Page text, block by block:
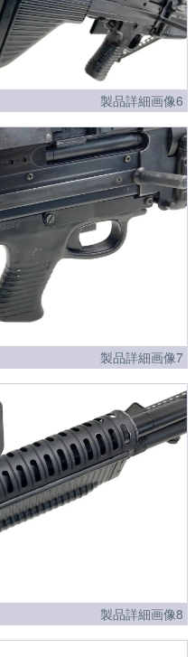
製品詳細画像6
製品詳細画像7
製品詳細画像8